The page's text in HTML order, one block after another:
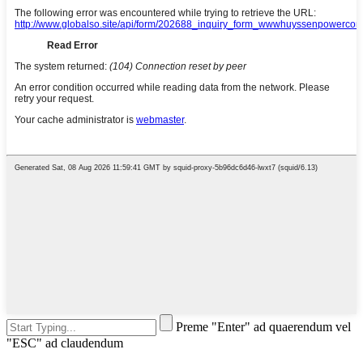
Preme "Enter" ad quaerendum vel
"ESC" ad claudendum